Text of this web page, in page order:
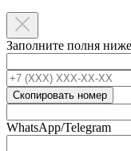
Заполните полня
Скопировать номер
WhatsApp/Telegram